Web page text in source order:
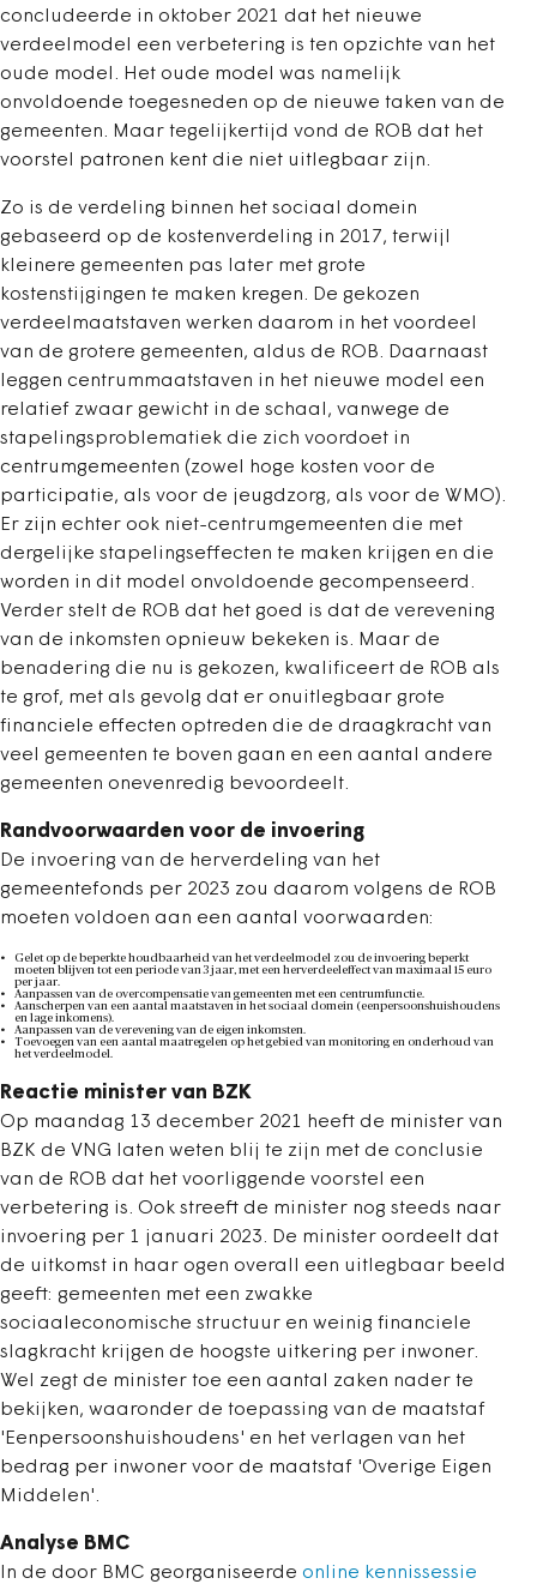
concludeerde in oktober 2021 dat het nieuwe
verdeelmodel een verbetering is ten opzichte van het
oude model. Het oude model was namelijk
onvoldoende toegesneden op de nieuwe taken van de
gemeenten. Maar tegelijkertijd vond de ROB dat het
voorstel patronen kent die niet uitlegbaar zijn.
Zo is de verdeling binnen het sociaal domein
gebaseerd op de kostenverdeling in 2017, terwijl
kleinere gemeenten pas later met grote
kostenstijgingen te maken kregen. De gekozen
verdeelmaatstaven werken daarom in het voordeel
van de grotere gemeenten, aldus de ROB. Daarnaast
leggen centrummaatstaven in het nieuwe model een
relatief zwaar gewicht in de schaal, vanwege de
stapelingsproblematiek die zich voordoet in
centrumgemeenten (zowel hoge kosten voor de
participatie, als voor de jeugdzorg, als voor de WMO).
Er zijn echter ook niet-centrumgemeenten die met
dergelijke stapelingseffecten te maken krijgen en die
worden in dit model onvoldoende gecompenseerd.
Verder stelt de ROB dat het goed is dat de verevening
van de inkomsten opnieuw bekeken is. Maar de
benadering die nu is gekozen, kwalificeert de ROB als
te grof, met als gevolg dat er onuitlegbaar grote
financiele effecten optreden die de draagkracht van
veel gemeenten te boven gaan en een aantal andere
gemeenten onevenredig bevoordeelt.
Randvoorwaarden voor de invoering
De invoering van de herverdeling van het
gemeentefonds per 2023 zou daarom volgens de ROB
moeten voldoen aan een aantal voorwaarden:
Gelet op de beperkte houdbaarheid van het verdeelmodel zou de invoering beperkt
moeten blijven tot een periode van 3 jaar, met een herverdeeleffect van maximaal 15 euro
per jaar.
Aanpassen van de overcompensatie van gemeenten met een centrumfunctie.
Aanscherpen van een aantal maatstaven in het sociaal domein (eenpersoonshuishoudens
en lage inkomens).
Aanpassen van de verevening van de eigen inkomsten.
Toevoegen van een aantal maatregelen op het gebied van monitoring en onderhoud van
het verdeelmodel.
Reactie minister van BZK
Op maandag 13 december 2021 heeft de minister van
BZK de VNG laten weten blij te zijn met de conclusie
van de ROB dat het voorliggende voorstel een
verbetering is. Ook streeft de minister nog steeds naar
invoering per 1 januari 2023. De minister oordeelt dat
de uitkomst in haar ogen overall een uitlegbaar beeld
geeft: gemeenten met een zwakke
sociaaleconomische structuur en weinig financiele
slagkracht krijgen de hoogste uitkering per inwoner.
Wel zegt de minister toe een aantal zaken nader te
bekijken, waaronder de toepassing van de maatstaf
'Eenpersoonshuishoudens' en het verlagen van het
bedrag per inwoner voor de maatstaf 'Overige Eigen
Middelen'.
Analyse BMC
In de door BMC georganiseerde online kennissessie